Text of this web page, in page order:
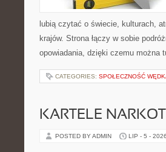
lubią czytać o świecie, kulturach,
krajów. Strona łączy w sobie
opowiadania, dzięki czemu można
CATEGORIES: SPOŁECZNOŚĆ
KARTELE
POSTED BY ADMIN LIP - 5 - 2026